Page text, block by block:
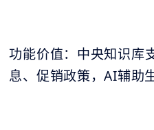
功能价值：中央知识库
息、促销政策，AI辅助